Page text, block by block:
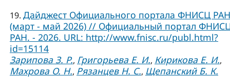
19. Дайджест Официального портала ФНИСЦ РАН
(март - май 2026) // Официальный портал
РАН. - 2026. URL: http://www.fnisc.ru/publ.html?
id=15114
Зарипова З. Р., Григорьева Е. И., Кирикова Е. И.,
Махрова О. Н., Рязанцев Н. С., Щепанский Б. К.